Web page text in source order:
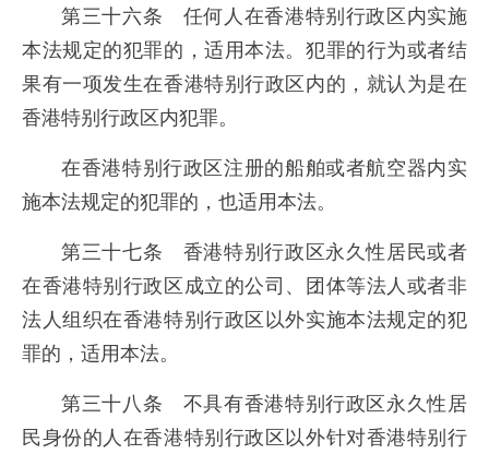
第三十六条 任何人在香港特别行政区内实施
本法规定的犯罪的，适用本法。犯罪的行为或者结
果有一项发生在香港特别行政区内的，就认为是在
香港特别行政区内犯罪。
在香港特别行政区注册的船舶或者航空器内实
施本法规定的犯罪的，也适用本法。
第三十七条 香港特别行政区永久性居民或者
在香港特别行政区成立的公司、团体等法人或者非
法人组织在香港特别行政区以外实施本法规定的犯
罪的，适用本法。
第三十八条 不具有香港特别行政区永久性居
民身份的人在香港特别行政区以外针对香港特别行